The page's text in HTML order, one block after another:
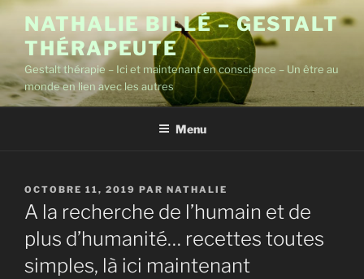
Aller
contenu
principal
NATHALIE BILLÉ – GESTALT
THÉRAPEUTE
Gestalt thérapie – Ici et maintenant en conscience – Un être au
monde en lien avec les autres
Menu
PUBLIÉ
LE
OCTOBRE 11, 2019 PAR NATHALIE
A la recherche de l’humain et de
plus d’humanité… recettes toutes
simples, là ici maintenant